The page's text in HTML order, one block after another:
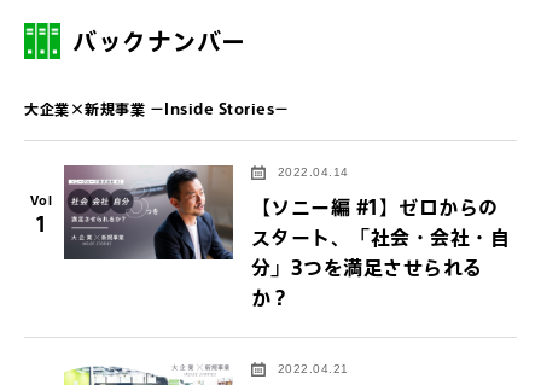
バックナンバー
大企業×新規事業 －Inside Stories－
Vol
1
2022.04.14
【ソニー編 #1】ゼロからの
スタート、「社会・会社・自
分」3つを満足させられる
か？
2022.04.21